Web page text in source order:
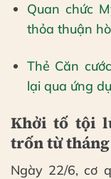
Quan chức
thỏa thuận
Thẻ Căn
lại qua ứng
Khởi tố tội
trốn từ tháng
Ngày 22/6, cơ